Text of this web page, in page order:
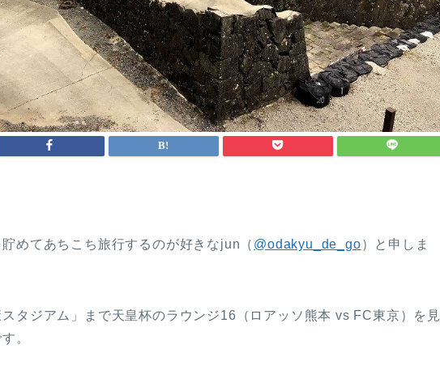
めてあちこち旅行するのが好きなjun（ @odakyu_de_go）と申しま
タジアム」まで天皇杯のラウンジ16（ロアッソ熊本 vs FC東京）を見
。